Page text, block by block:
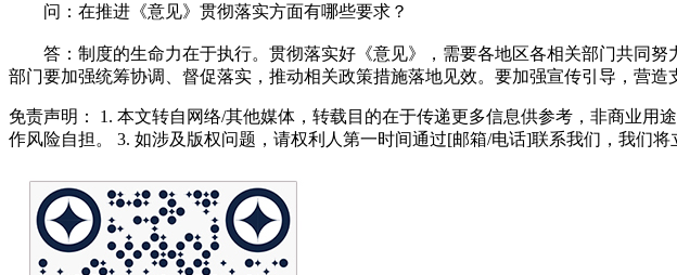
问：在推进《意见》贯彻落实方面有哪些要求？
答：制度的生命力在于执行。贯彻落实好《意见》，需要各地区各相关部门共同努
部门要加强统筹协调、督促落实，推动相关政策措施落地见效。要加强宣传引导，营造
免责声明： 1. 本文转自网络/其他媒体，转载目的在于传递更多信息供参考，非商业
作风险自担。 3. 如涉及版权问题，请权利人第一时间通过[邮箱/电话]联系我们，我们